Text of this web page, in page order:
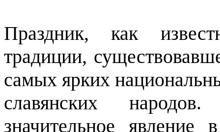
Праздник, как
традиции,
самых ярких
славянских
значительное явление